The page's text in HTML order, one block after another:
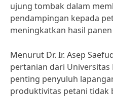
ujung tombak dalam
pendampingan kepada
meningkatkan hasil
Menurut Dr. Ir. Asep
pertanian dari Universitas
penting penyuluh
produktivitas petani tidak